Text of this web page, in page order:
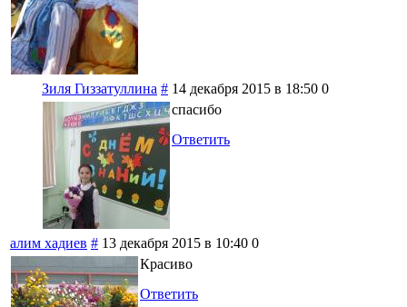
Зиля Гиззатуллина # 14 декабря 2015 в 18:50 0
спасибо
Ответить
алим хадиев # 13 декабря 2015 в 10:40 0
Красиво
Ответить